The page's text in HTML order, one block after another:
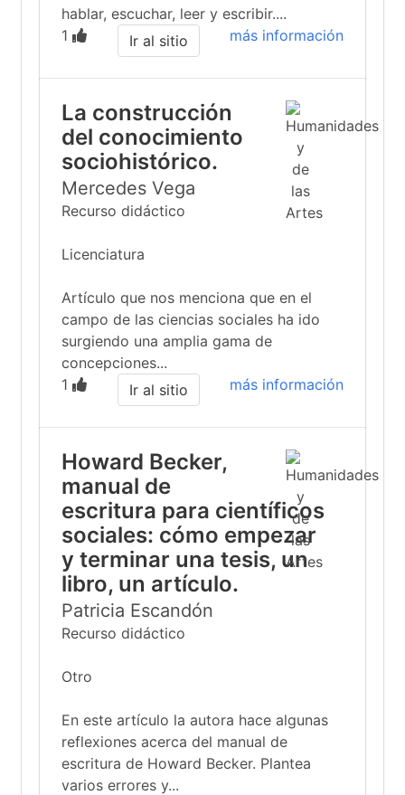
hablar, escuchar, leer y escribir....
1
más información
Ir al sitio
La construcción
del conocimiento
sociohistórico.
Mercedes Vega
Recurso didáctico
Licenciatura
Artículo que nos menciona que en el
campo de las ciencias sociales ha ido
surgiendo una amplia gama de
concepciones...
1
más información
Ir al sitio
Howard Becker,
manual de
escritura para científicos
sociales: cómo empezar
y terminar una tesis, un
libro, un artículo.
Patricia Escandón
Recurso didáctico
Otro
En este artículo la autora hace algunas
reflexiones acerca del manual de
escritura de Howard Becker. Plantea
varios errores y...